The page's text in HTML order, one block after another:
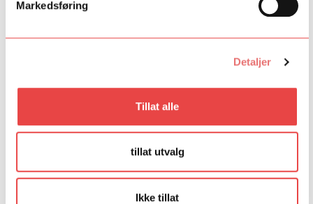
Markedsføring
Detaljer
Tillat alle
tillat utvalg
Ikke tillat
ser også at det finnes andre områder hvor vi kunne møtt
innsikt i hvordan miljøer fungerer i vårt område, vi kjenner deres
snakk om å få gode krefter til å jobbe sammen.
Ja Nei